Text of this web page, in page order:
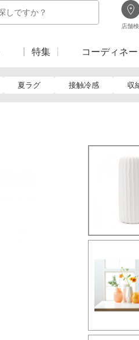
店舗
特集 コーディネー
夏ラグ 接触冷感 収